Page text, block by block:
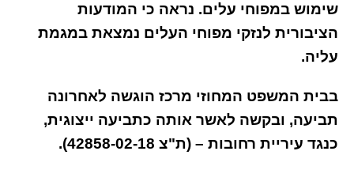
שימוש במפוחי עלים. נראה כי המודעות
הציבורית לנזקי מפוחי העלים נמצאת במגמת
עליה.
בבית המשפט המחוזי מרכז הוגשה לאחרונה
תביעה, ובקשה לאשר אותה כתביעה ייצוגית,
כנגד עיריית רחובות – (ת"צ 42858-02-18).